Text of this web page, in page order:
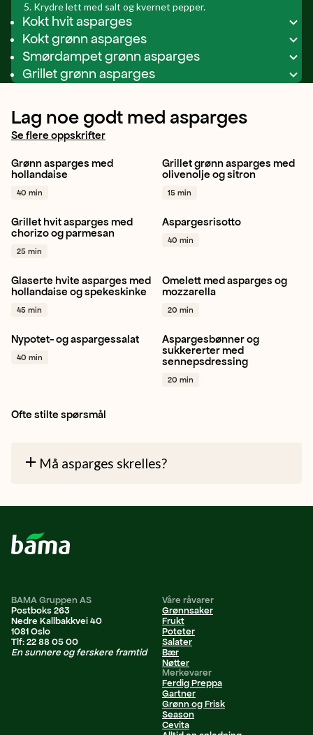
Krydre lett med salt og kvernet pepper.
Kokt hvit asparges
Kokt grønn asparges
Smørdampet grønn asparges
Grillet grønn asparges
Lag noe godt med asparges
Se flere oppskrifter
Grønn asparges
Sitron
Grønn asparges med
hollandaise
40 min
Asparges
Sitron
Grillet grønn asparges med
olivenolje og sitron
15 min
Hvit asparges
Grilling
Grillet hvit asparges med
chorizo og parmesan
25 min
Sjalottløk
Hvitløk
Asparges
Aspargesrisotto
40 min
Hvit asparges
Sitron
Glaserte hvite asparges med
hollandaise og spekeskinke
45 min
Gul løk
Hvitløk
Omelett med asparges og
mozzarella
20 min
Potet
Grønn asparges
Gressløk
Nypotet- og aspargessalat
40 min
Aspargesbønner
Sukkererter
Rødløk
Aspargesbønner og
sukkererter med
sennepsdressing
20 min
Ofte stilte spørsmål
Må asparges skrelles?
BAMA Gruppen AS
Postboks 263
Nedre Kallbakkvei 40
1081 Oslo
Tlf: 22 88 05 00
En sunnere og ferskere framtid
Våre råvarer
Grønnsaker
Frukt
Poteter
Salater
Bær
Nøtter
Merkevarer
Ferdig Preppa
Gartner
Grønn og Frisk
Season
Cevita